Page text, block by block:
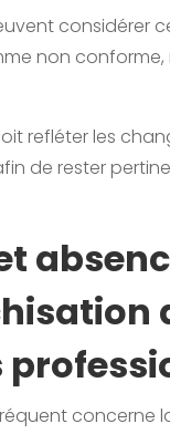
considérer
non conforme,
refléter les
de rester
concerne